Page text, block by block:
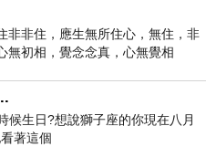
非非住，應生無所住心，無住，非
無初相，覺念念真，心無覺相
日?想說獅子座的你現在八月
著這個